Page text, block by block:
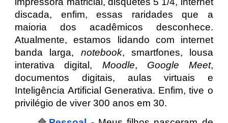
discada, enfim, essas raridades que a
maioria dos acadêmicos desconhece.
Atualmente, estamos lidando com internet
banda larga, notebook, smartfones, lousa
interativa digital, Moodle, Google Meet,
documentos digitais, aulas virtuais e
Inteligência Artificial Generativa. Enfim, tive o
privilégio de viver 300 anos em 30.